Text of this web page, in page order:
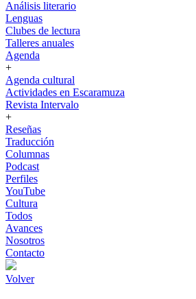
Análisis literario
Lenguas
Clubes de lectura
Talleres anuales
Agenda
+
Agenda cultural
Actividades en Escaramuza
Revista Intervalo
+
Reseñas
Traducción
Columnas
Podcast
Perfiles
YouTube
Cultura
Todos
Avances
Nosotros
Contacto
Volver